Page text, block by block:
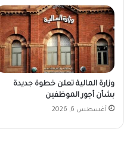
وزارة المالية تعلن خطوة جديدة
بشأن أجور الموظفين
أغسطس 6, 2026